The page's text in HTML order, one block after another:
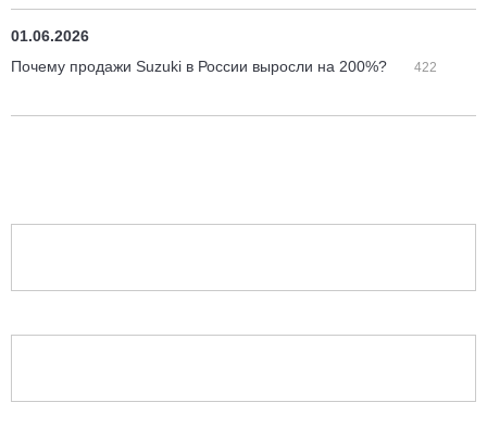
01.06.2026
Почему продажи Suzuki в России выросли на 200%?
422